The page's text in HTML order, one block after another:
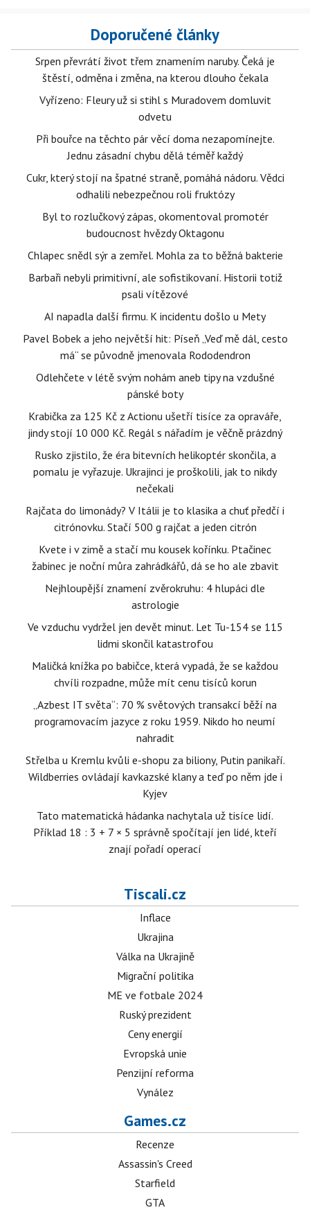
Doporučené články
Srpen převrátí život třem znamením naruby. Čeká je
štěstí, odměna i změna, na kterou dlouho čekala
Vyřízeno: Fleury už si stihl s Muradovem domluvit
odvetu
Při bouřce na těchto pár věcí doma nezapomínejte.
Jednu zásadní chybu dělá téměř každý
Cukr, který stojí na špatné straně, pomáhá nádoru. Vědci
odhalili nebezpečnou roli fruktózy
Byl to rozlučkový zápas, okomentoval promotér
budoucnost hvězdy Oktagonu
Chlapec snědl sýr a zemřel. Mohla za to běžná bakterie
Barbaři nebyli primitivní, ale sofistikovaní. Historii totiž
psali vítězové
AI napadla další firmu. K incidentu došlo u Mety
Pavel Bobek a jeho největší hit: Píseň „Veď mě dál, cesto
má“ se původně jmenovala Rododendron
Odlehčete v létě svým nohám aneb tipy na vzdušné
pánské boty
Krabička za 125 Kč z Actionu ušetří tisíce za opraváře,
jindy stojí 10 000 Kč. Regál s nářadím je věčně prázdný
Rusko zjistilo, že éra bitevních helikoptér skončila, a
pomalu je vyřazuje. Ukrajinci je proškolili, jak to nikdy
nečekali
Rajčata do limonády? V Itálii je to klasika a chuť předčí i
citrónovku. Stačí 500 g rajčat a jeden citrón
Kvete i v zimě a stačí mu kousek kořínku. Ptačinec
žabinec je noční můra zahrádkářů, dá se ho ale zbavit
Nejhloupější znamení zvěrokruhu: 4 hlupáci dle
astrologie
Ve vzduchu vydržel jen devět minut. Let Tu-154 se 115
lidmi skončil katastrofou
Maličká knížka po babičce, která vypadá, že se každou
chvíli rozpadne, může mít cenu tisíců korun
„Azbest IT světa“: 70 % světových transakcí běží na
programovacím jazyce z roku 1959. Nikdo ho neumí
nahradit
Střelba u Kremlu kvůli e-shopu za biliony, Putin panikaří.
Wildberries ovládají kavkazské klany a teď po něm jde i
Kyjev
Tato matematická hádanka nachytala už tisíce lidí.
Příklad 18 : 3 + 7 × 5 správně spočítají jen lidé, kteří
znají pořadí operací
Tiscali.cz
Inflace
Ukrajina
Válka na Ukrajině
Migrační politika
ME ve fotbale 2024
Ruský prezident
Ceny energií
Evropská unie
Penzijní reforma
Vynález
Games.cz
Recenze
Assassin's Creed
Starfield
GTA